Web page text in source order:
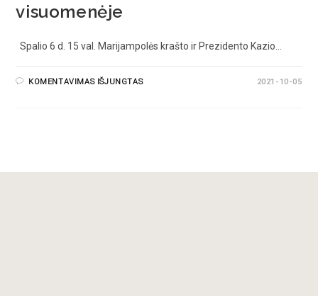
visuomenėje
Spalio 6 d. 15 val. Marijampolės krašto ir Prezidento Kazio…
KOMENTAVIMAS IŠJUNGTAS 2021-10-05